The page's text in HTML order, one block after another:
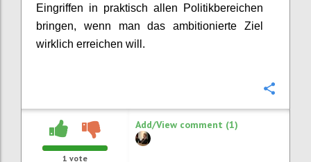
Eingriffen in praktisch allen Politikbereichen
bringen, wenn man das ambitionierte Ziel
wirklich erreichen will.
1 vote
Add/View comment (1)